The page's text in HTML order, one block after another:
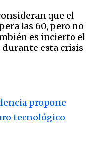
que el
las 60, pero no
es incierto el
durante esta crisis
propone
tecnológico